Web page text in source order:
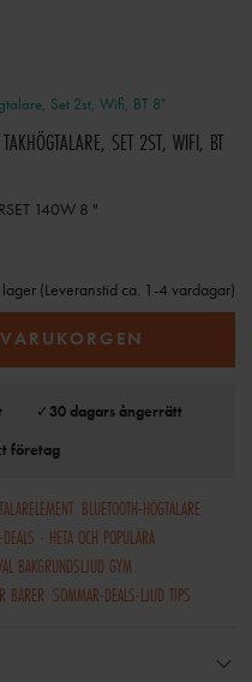
Set 2st, Wifi, BT 8"
SET 2ST, WIFI, BT
140W 8 "
lager (Leveranstid ca. 1-4 vardagar)
✓30 dagars ångerrätt
företag
BLUETOOTH-HÖGTALARE
- HETA OCH POPULÄRA
BAKGRUNDSLJUD GYM
BARER SOMMAR-DEALS-LJUD TIPS